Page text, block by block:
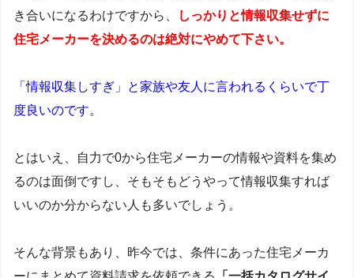
き合いになるわけですから、
しっかりと情報収集せずに
住宅メーカーを決めるのは絶対にやめて下さい。
「情報収集しすぎ」と家族や友人に言われるくらいで丁
度良いのです。
とはいえ、自力で0から住宅メーカーの情報や資料を集め
るのは面倒ですし、そもそもどうやって情報収集すれば
いいのか分からない人も多いでしょう。
そんな背景もあり、昨今では、条件にあった住宅メーカ